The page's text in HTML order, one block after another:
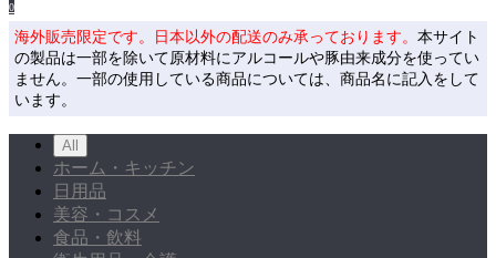
0
海外販売限定です。日本以外の配送のみ承っております。 本サイト
の製品は一部を除いて原材料にアルコールや豚由来成分を使ってい
ません。一部の使用している商品については、商品名に記入をして
います。
All
ホーム・キッチン
日用品
美容・コスメ
食品・飲料